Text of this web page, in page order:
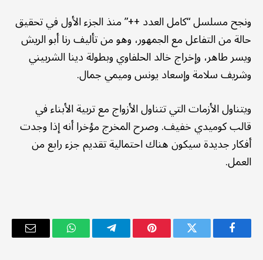
ونجح مسلسل “كامل العدد ++” منذ الجزء الأول في تحقيق
حالة من التفاعل مع الجمهور، وهو من تأليف رنا أبو الريش
ويسر طاهر، وإخراج خالد الحلفاوي وبطولة دينا الشربيني
وشريف سلامة وإسعاد يونس وميمي جمال.
ويتناول الأزمات التي تتناول الأزواج مع تربية الأبناء في
قالب كوميدي خفيف. وصرح المخرج مؤخرا أنه إذا وجدت
أفكار جديدة سيكون هناك احتمالية تقديم جزء رابع من
العمل.
فيسبوك تويتر بينتيريستتيلقرام واتساب
البريد